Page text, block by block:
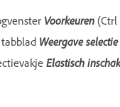
Voorkeuren (Ctrl
Weergave
Elastisch